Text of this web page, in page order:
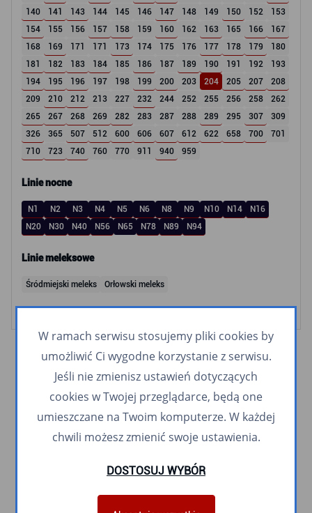
140
141 143 144 145 146 147 148 149 150 152
153
154
155 156 157 158 159 160 162 163 165 166
167
168
169 171 171 173 174 175 176 177 178 179
180
181
182 183 184 185 186 187 189 190 191 192
193
194
195 196 197 198 199 200 203 204 205 207
208
209
210 212 213 227 232 244 252 255 256 258
262
265
267 268 269 282 283 287 288 289 295 307
309
326
365 507 512 600 606 607 612 622 658 700
701
710
723 740 760 770 911 940 959
Linie nocne
N1 N2 N3 N4 N5 N6 N8 N9 N10 N14
N16
N20
N30 N40 N56 N65 N78 N89 N94
Linie meleksowe
Śródmiejski meleks Orłowski meleks
W ramach serwisu stosujemy pliki cookies by
umożliwić Ci wygodne korzystanie z serwisu.
Jeśli nie zmienisz ustawień dotyczących
cookies w Twojej przeglądarce, będą one
umieszczane na Twoim komputerze. W każdej
chwili możesz zmienić swoje ustawienia.
DOSTOSUJ WYBÓR